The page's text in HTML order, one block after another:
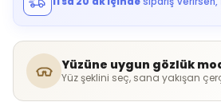
Yüzüne uygun gözlük
Yüz şeklini seç, sana yakışan